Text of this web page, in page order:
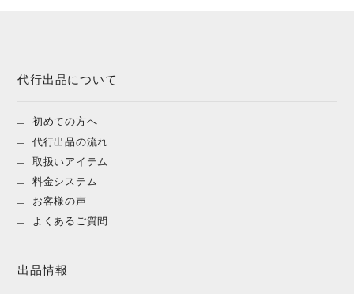
代行出品について
初めての方へ
代行出品の流れ
取扱いアイテム
料金システム
お客様の声
よくあるご質問
出品情報